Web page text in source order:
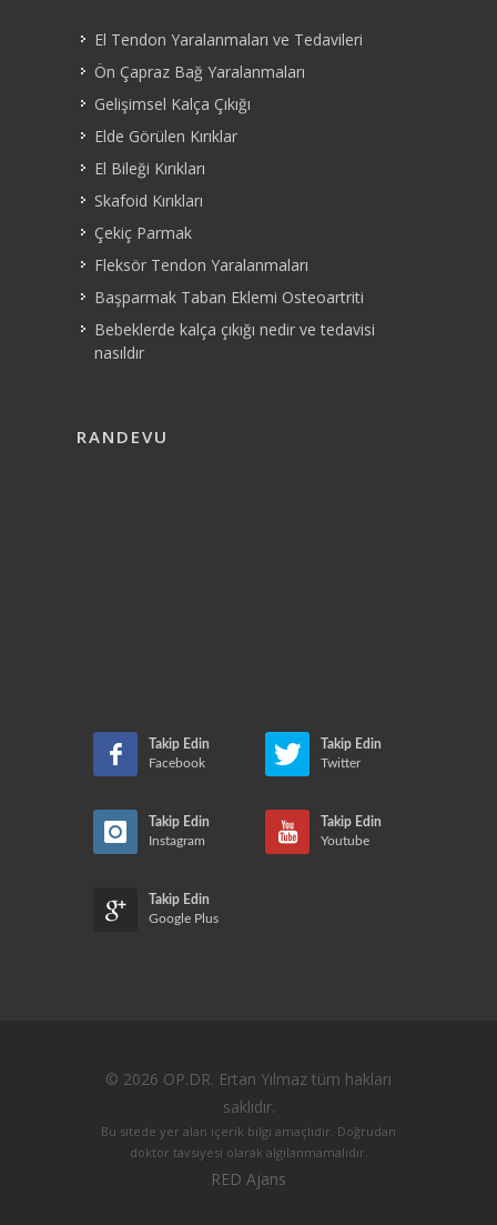
El Tendon Yaralanmaları ve Tedavileri
Ön Çapraz Bağ Yaralanmaları
Gelişimsel Kalça Çıkığı
Elde Görülen Kırıklar
El Bileği Kırıkları
Skafoid Kırıkları
Çekiç Parmak
Fleksör Tendon Yaralanmaları
Başparmak Taban Eklemi Osteoartriti
Bebeklerde kalça çıkığı nedir ve tedavisi
nasıldır
RANDEVU
Takip Edin
Facebook
Takip Edin
Twitter
Takip Edin
Instagram
Takip Edin
Youtube
Takip Edin
Google Plus
© 2026 OP.DR. Ertan Yılmaz tüm hakları
saklıdır.
Bu sitede yer alan içerik bilgi amaçlıdır. Doğrudan
doktor tavsiyesi olarak algılanmamalıdır.
RED Ajans